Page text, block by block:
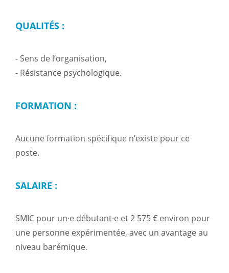
QUALITÉS :
- Sens de l’organisation,
- Résistance psychologique.
FORMATION :
Aucune formation spécifique n’existe pour ce
poste.
SALAIRE :
SMIC pour un·e débutant·e et 2 575 € environ pour
une personne expérimentée, avec un avantage au
niveau barémique.